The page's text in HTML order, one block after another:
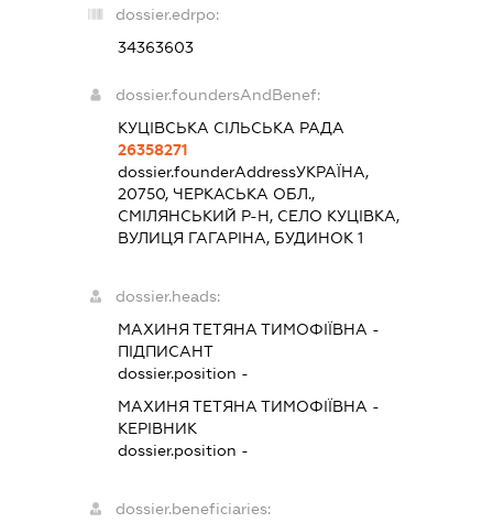
dossier.edrpo:
34363603
dossier.foundersAndBenef:
КУЦІВСЬКА СІЛЬСЬКА РАДА
26358271
dossier.founderAddressУКРАЇНА,
20750, ЧЕРКАСЬКА ОБЛ.,
СМІЛЯНСЬКИЙ Р-Н, СЕЛО КУЦІВКА,
ВУЛИЦЯ ГАГАРІНА, БУДИНОК 1
dossier.heads:
МАХИНЯ ТЕТЯНА ТИМОФІЇВНА -
ПІДПИСАНТ
dossier.position -
МАХИНЯ ТЕТЯНА ТИМОФІЇВНА -
КЕРІВНИК
dossier.position -
dossier.beneficiaries: